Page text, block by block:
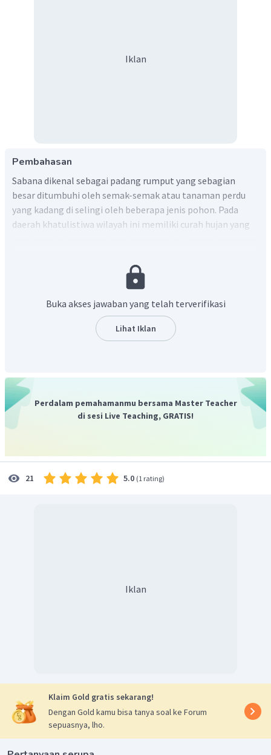
Iklan
Pembahasan
Sabana dikenal sebagai padang rumput yang sebagian
besar ditumbuhi oleh semak-semak atau tanaman perdu
yang kadang di selingi oleh beberapa jenis pohon. Pada
daerah khatulistiwa wilayah ini memiliki curah hujan yang
memiliki tingkat porositas yang baik. Jika curah hujan
rendah < 100 mm/tahun maka akan berubah menjadi semak
yang cocok untuk dilakukan adalah peternakan. Padang
rumput yang luas cocok untuk pengembalaan dan
peternakan hewan besar. Jawaban yang tepat adalah B.
Buka akses jawaban yang telah terverifikasi
Lihat Iklan
Perdalam pemahamanmu bersama Master Teacher
di sesi Live Teaching, GRATIS!
21 5.0 (1 rating)
Iklan
Klaim Gold gratis sekarang!
Dengan Gold kamu bisa tanya soal ke Forum
sepuasnya, lho.